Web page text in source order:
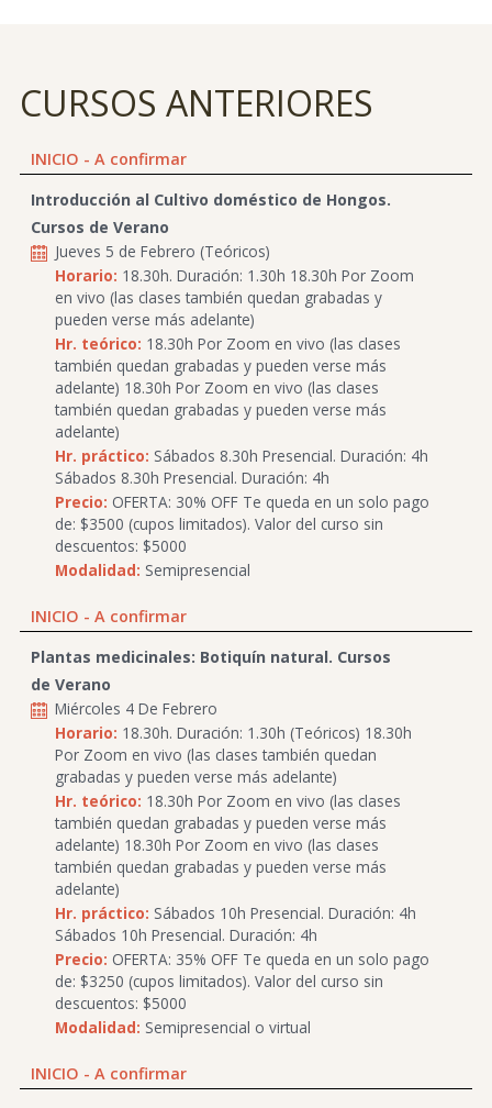
CURSOS ANTERIORES
INICIO - A confirmar
Introducción al Cultivo doméstico de Hongos.
Cursos de Verano
Jueves 5 de Febrero (Teóricos)
Horario: 18.30h. Duración: 1.30h 18.30h Por Zoom
en vivo (las clases también quedan grabadas y
pueden verse más adelante)
Hr. teórico: 18.30h Por Zoom en vivo (las clases
también quedan grabadas y pueden verse más
adelante) 18.30h Por Zoom en vivo (las clases
también quedan grabadas y pueden verse más
adelante)
Hr. práctico: Sábados 8.30h Presencial. Duración: 4h
Sábados 8.30h Presencial. Duración: 4h
Precio: OFERTA: 30% OFF Te queda en un solo pago
de: $3500 (cupos limitados). Valor del curso sin
descuentos: $5000
Modalidad: Semipresencial
INICIO - A confirmar
Plantas medicinales: Botiquín natural. Cursos
de Verano
Miércoles 4 De Febrero
Horario: 18.30h. Duración: 1.30h (Teóricos) 18.30h
Por Zoom en vivo (las clases también quedan
grabadas y pueden verse más adelante)
Hr. teórico: 18.30h Por Zoom en vivo (las clases
también quedan grabadas y pueden verse más
adelante) 18.30h Por Zoom en vivo (las clases
también quedan grabadas y pueden verse más
adelante)
Hr. práctico: Sábados 10h Presencial. Duración: 4h
Sábados 10h Presencial. Duración: 4h
Precio: OFERTA: 35% OFF Te queda en un solo pago
de: $3250 (cupos limitados). Valor del curso sin
descuentos: $5000
Modalidad: Semipresencial o virtual
INICIO - A confirmar